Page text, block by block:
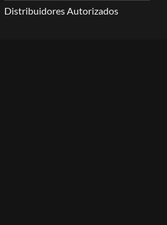
Distribuidores Autorizados